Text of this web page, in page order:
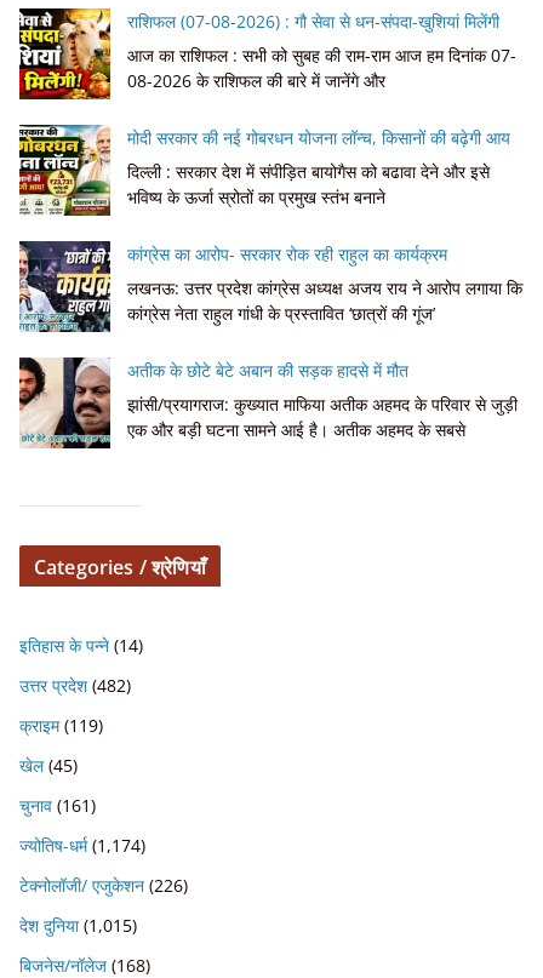
राशिफल (07-08-2026) : गौ सेवा से धन-संपदा-खुशियां मिलेंगी
आज का राशिफल : सभी को सुबह की राम-राम आज हम दिनांक 07-
08-2026 के राशिफल की बारे में जानेंगे और
मोदी सरकार की नई गोबरधन योजना लॉन्च, किसानों की बढ़ेगी आय
दिल्ली : सरकार देश में संपीड़ित बायोगैस को बढावा देने और इसे
भविष्य के ऊर्जा स्रोतों का प्रमुख स्तंभ बनाने
कांग्रेस का आरोप- सरकार रोक रही राहुल का कार्यक्रम
लखनऊ: उत्तर प्रदेश कांग्रेस अध्यक्ष अजय राय ने आरोप लगाया कि
कांग्रेस नेता राहुल गांधी के प्रस्तावित ‘छात्रों की गूंज’
अतीक के छोटे बेटे अबान की सड़क हादसे में मौत
झांसी/प्रयागराज: कुख्यात माफिया अतीक अहमद के परिवार से जुड़ी
एक और बड़ी घटना सामने आई है। अतीक अहमद के सबसे
Categories / श्रेणियाँ
इतिहास के पन्ने (14)
उत्तर प्रदेश (482)
क्राइम(119)
खेल(45)
चुनाव (161)
ज्योतिष-धर्म(1,174)
टेक्नोलॉजी/ एजुकेशन (226)
देश दुनिया(1,015)
बिजनेस/नॉलेज (168)